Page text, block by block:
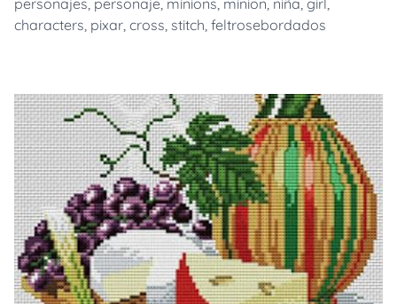
personajes, personaje, minions, minion, niña, girl,
characters, pixar, cross, stitch, feltrosebordados